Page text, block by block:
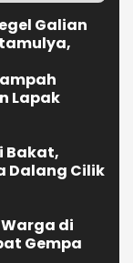
Galian
Lapak
Bakat,
Dalang Cilik
Warga di
Gempa